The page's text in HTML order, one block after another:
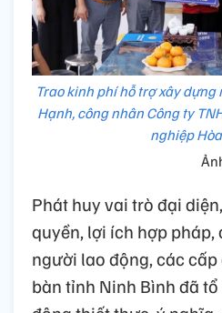
Trao kinh phí hỗ trợ xây dựng
Hạnh, công nhân Công ty
nghiệp
Phát huy vai trò đại
quyền, lợi ích hợp pháp,
người lao động, các
bàn tỉnh Ninh Bình đã